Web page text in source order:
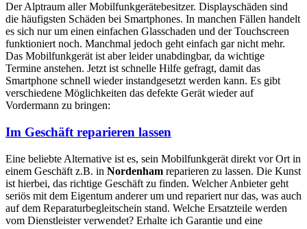
Der Alptraum aller Mobilfunkgerätebesitzer. Displayschäden sind
die häufigsten Schäden bei Smartphones. In manchen Fällen handelt
es sich nur um einen einfachen Glasschaden und der Touchscreen
funktioniert noch. Manchmal jedoch geht einfach gar nicht mehr.
Das Mobilfunkgerät ist aber leider unabdingbar, da wichtige
Termine anstehen. Jetzt ist schnelle Hilfe gefragt, damit das
Smartphone schnell wieder instandgesetzt werden kann. Es gibt
verschiedene Möglichkeiten das defekte Gerät wieder auf
Vordermann zu bringen:
Im Geschäft reparieren lassen
Eine beliebte Alternative ist es, sein Mobilfunkgerät direkt vor Ort in
einem Geschäft z.B. in Nordenham reparieren zu lassen. Die Kunst
ist hierbei, das richtige Geschäft zu finden. Welcher Anbieter geht
seriös mit dem Eigentum anderer um und repariert nur das, was auch
auf dem Reparaturbegleitschein stand. Welche Ersatzteile werden
vom Dienstleister verwendet? Erhalte ich Garantie und eine